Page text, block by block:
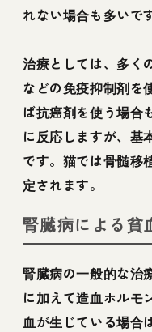
れない場合も多いで
治療としては、多く
などの免疫抑制剤を
ば抗癌剤を使う場合
に反応しますが、基
です。猫では骨髄移
定されます。
腎臓病による貧
腎臓病の一般的な治
に加えて造血ホルモ
血が生じている場合